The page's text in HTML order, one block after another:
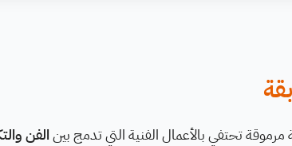
تحتفي بالأعمال الفنية التي تدمج بينالفن